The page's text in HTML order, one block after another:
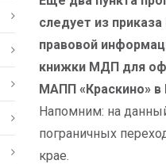
следует из
правовой
книжки МДП для
МАПП «Краскино»
Напомним: на
пограничных
крае.